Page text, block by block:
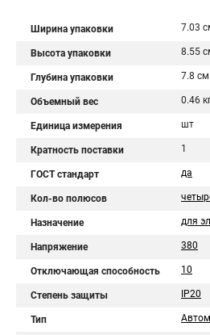
Ширина упаковки 7.03
Высота упаковки 8.55
Глубина упаковки 7.8 см
Объемный вес 0.46
Единица измерения шт
Кратность поставки 1
ГОСТ стандарт да
Кол-во полюсов
Назначение для
Напряжение 380
Отключающая способность 10
Степень защиты IP20
Тип